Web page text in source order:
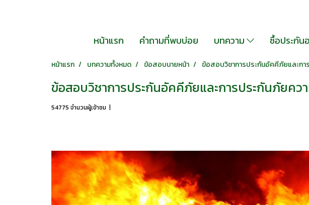
หน้าแรก คำถามที่พบบ่อย บทความ ซื้อประกั
หน้าแรก บทความทั้งหมด ข้อสอบนายหน้า ข้อสอบวิชาการประกันอัคคีภัยและก
ข้อสอบวิชาการประกันอัคคีภัยและการประกันภัยค
54775 จำนวนผู้เข้าชม |